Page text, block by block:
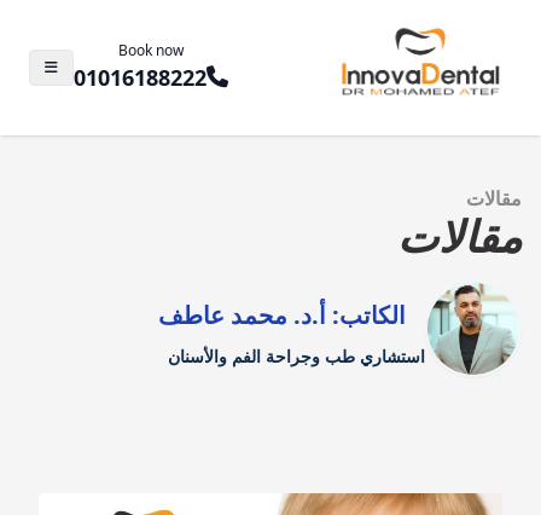
Book now
01016188222
مقالات
مقالات
الكاتب: أ.د. محمد عاطف
استشاري طب وجراحة الفم والأسنان